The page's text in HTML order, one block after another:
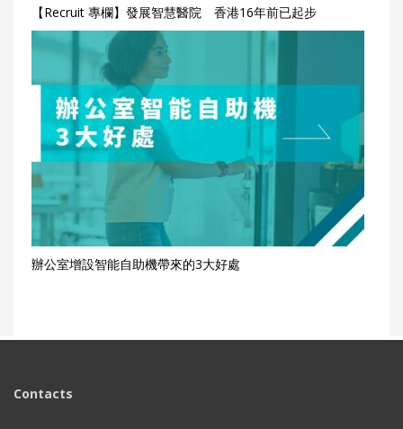
【Recruit 專欄】發展智慧醫院 香港16年前已起步
辦公室增設智能自助機帶來的3大好處
Contacts